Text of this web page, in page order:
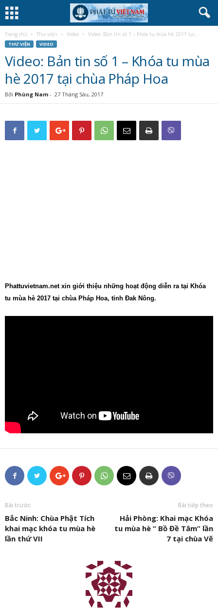
Trang chủ Thư viện Video Video: Bản tin số 1 – Khóa tu mùa hè 2017 tại...
THƯ VIỆN VIDEO
Video: Bản tin số 1 – Khóa tu mùa
hè 2017 tại chùa Pháp Hoa
Bởi Phùng Nam - 27 Tháng Sáu, 2017
Phattuvietnam.net xin giới thiệu những hoạt động diễn ra tại Khóa
tu mùa hè 2017 tại chùa Pháp Hoa, tỉnh Đak Nông.
Bài trước
Bắc Ninh: Chùa Phật Tích
khai mạc khóa tu mùa hè
lần thứ VII
Bài tiếp theo
Hải Phòng: Khai mạc Khóa
tu mùa hè “ Bồ Đề Tâm” lần
7 tại chùa Vẽ